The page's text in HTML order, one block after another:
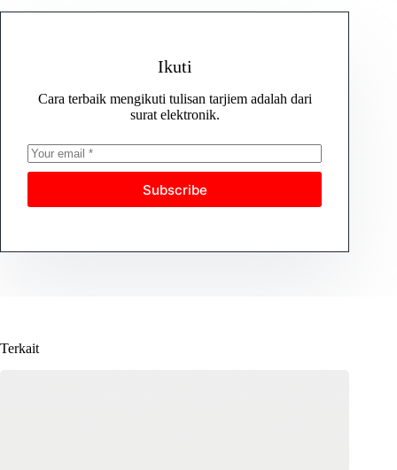
Ikuti
Cara terbaik mengikuti tulisan tarjiem adalah dari
surat elektronik.
Subscribe
Terkait